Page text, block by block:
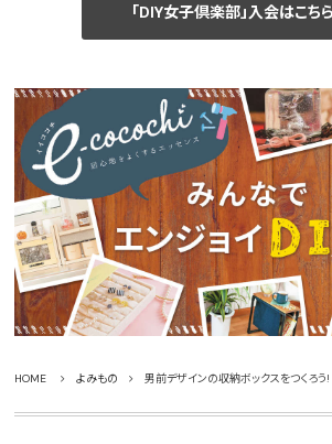
「DIY女子倶楽部」入会はこちら
HOME よみもの 男前デザインの収納ボックスをつくろ